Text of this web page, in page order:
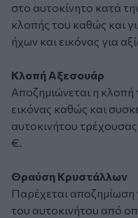
στο αυτοκίνητο κατά
κλοπής του καθώς και
ήχων και εικόνας για
Κλοπή Αξεσουάρ
Αποζημιώνεται η
εικόνας καθώς και
αυτοκινήτου
€.
Θραύση Κρυστάλλων
Παρέχεται αποζημίωση
του αυτοκινήτου από